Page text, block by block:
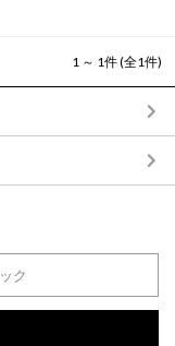
1 ～ 1件 (全1件)